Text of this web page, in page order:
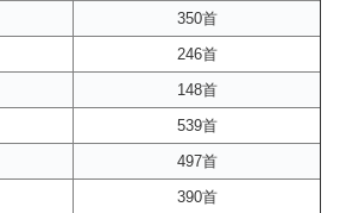
350首
246首
148首
539首
497首
390首